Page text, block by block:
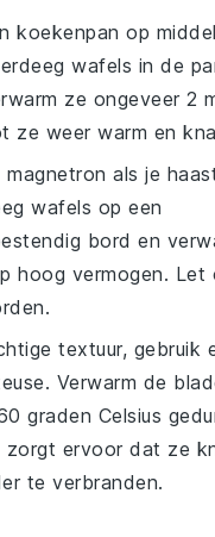
koekenpan op
wafels in de
ze ongeveer 2
ze weer warm en
magnetron als je
wafels op een
bord en
hoog vermogen. Let
textuur, gebruik
Verwarm de
graden Celsius
zorgt ervoor dat ze
te verbranden.